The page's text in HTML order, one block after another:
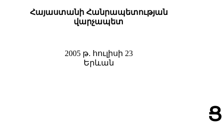
Հայաստանի Հանրապետության
վարչապետ
2005 թ. հուլիսի 23
Երևան